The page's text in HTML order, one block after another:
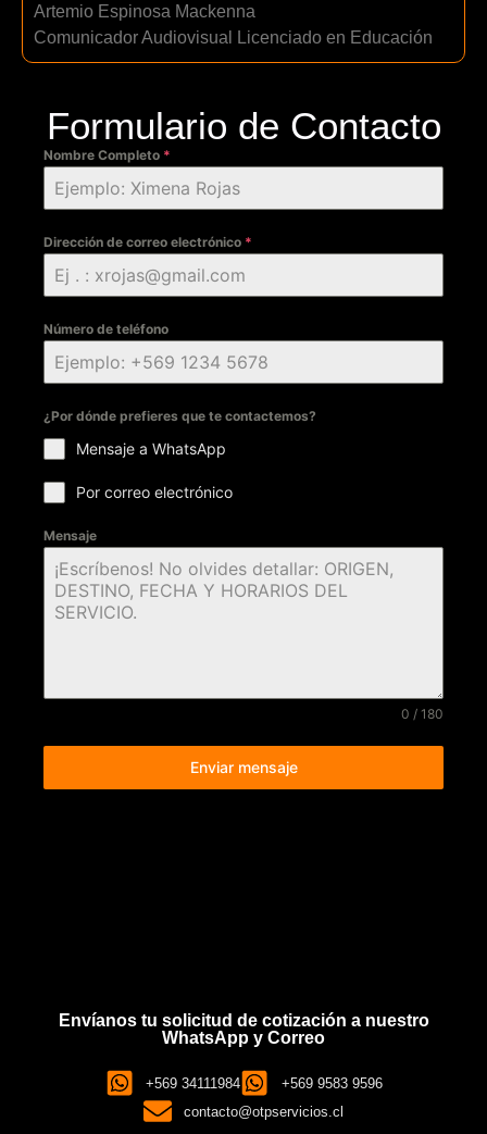
Artemio Espinosa Mackenna
Comunicador Audiovisual Licenciado en Educación
Formulario de Contacto
Nombre Completo *
Dirección de correo electrónico *
Número de teléfono
¿Por dónde prefieres que te contactemos?
Mensaje a WhatsApp
Por correo electrónico
Mensaje
0 / 180
Enviar mensaje
Envíanos tu solicitud de cotización a nuestro
WhatsApp y Correo
+569 34111984
+569 9583 9596
contacto@otpservicios.cl